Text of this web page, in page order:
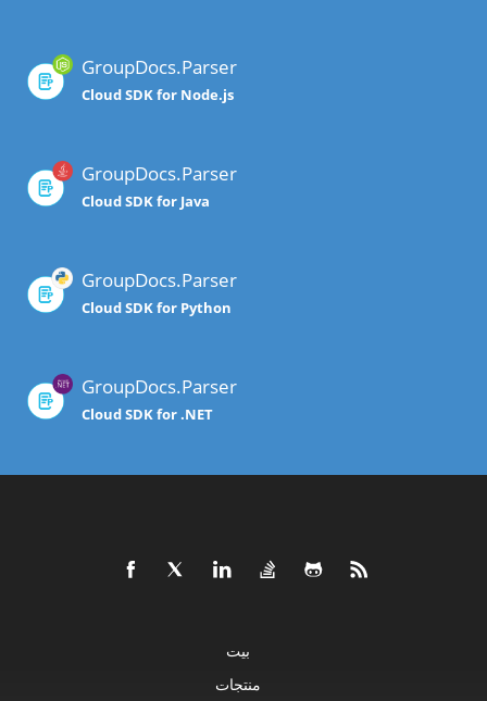
GroupDocs.Parser
Cloud SDK for Node.js
GroupDocs.Parser
Cloud SDK for Java
GroupDocs.Parser
Cloud SDK for Python
GroupDocs.Parser
Cloud SDK for .NET
بيت
منتجات